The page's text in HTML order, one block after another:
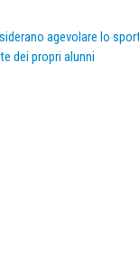
agevolare lo
dei propri alunni